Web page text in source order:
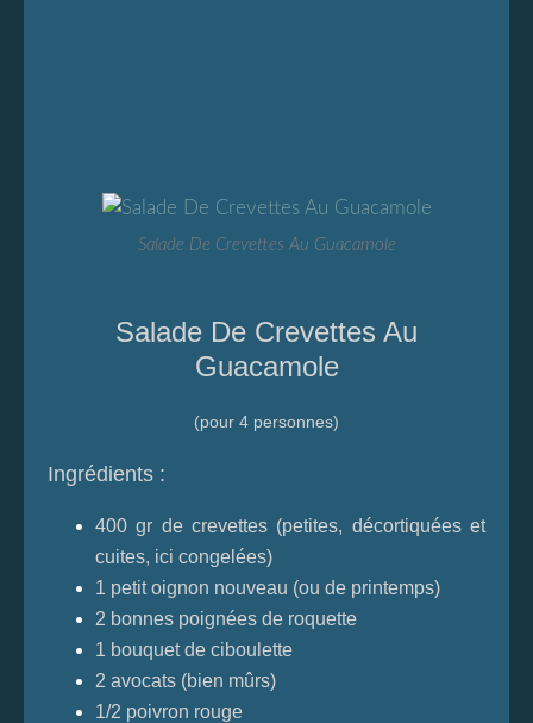
Salade De Crevettes Au Guacamole
Salade De Crevettes Au
Guacamole
(pour 4 personnes)
Ingrédients :
400 gr de crevettes (petites, décortiquées et
cuites, ici congelées)
1 petit oignon nouveau (ou de printemps)
2 bonnes poignées de roquette
1 bouquet de ciboulette
2 avocats (bien mûrs)
1/2 poivron rouge